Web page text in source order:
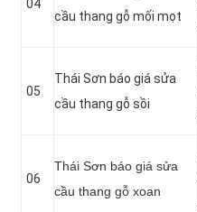
04
cầu thang gỗ mối mọt
05
Thái Sơn báo giá sửa
cầu thang gỗ sồi
06
Thái Sơn báo giá sửa
cầu thang gỗ xoan